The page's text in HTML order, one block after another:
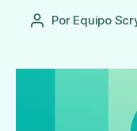
Autor
Entrada
Por Equipo